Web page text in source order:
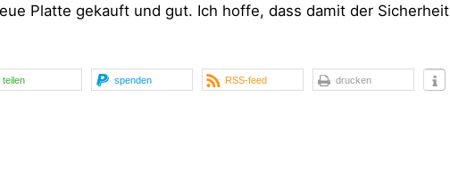
Platte gekauft und gut. Ich hoffe, dass damit der Sicherheit
teilen spenden RSS-feed drucken